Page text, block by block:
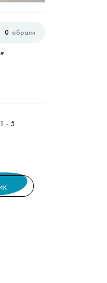
обрали
0
1 - 5